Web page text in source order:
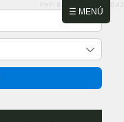
☰ MENÚ
PHP: 8.2.31 | MySQL: 8.0.43